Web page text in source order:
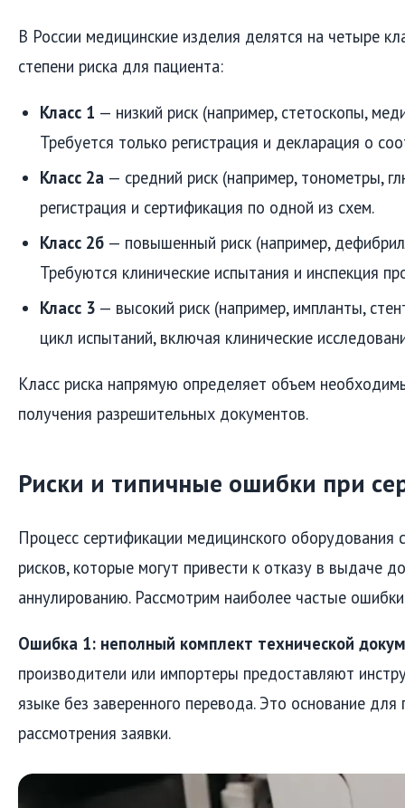
В России медицинские изделия делятся на четыре
степени риска для пациента:
Класс 1 — низкий риск (например, стетоскопы,
Требуется только регистрация и декларация о
Класс 2а — средний риск (например, тонометры,
регистрация и сертификация по одной из схем.
Класс 2б — повышенный риск (например,
Требуются клинические испытания и инспекция
Класс 3 — высокий риск (например, импланты,
цикл испытаний, включая клинические
Класс риска напрямую определяет объем
получения разрешительных документов.
Риски и типичные ошибки при
Процесс сертификации медицинского оборудования
рисков, которые могут привести к отказу в выдаче
аннулированию. Рассмотрим наиболее частые
Ошибка 1: неполный комплект технической
производители или импортеры предоставляют
языке без заверенного перевода. Это основание для
рассмотрения заявки.